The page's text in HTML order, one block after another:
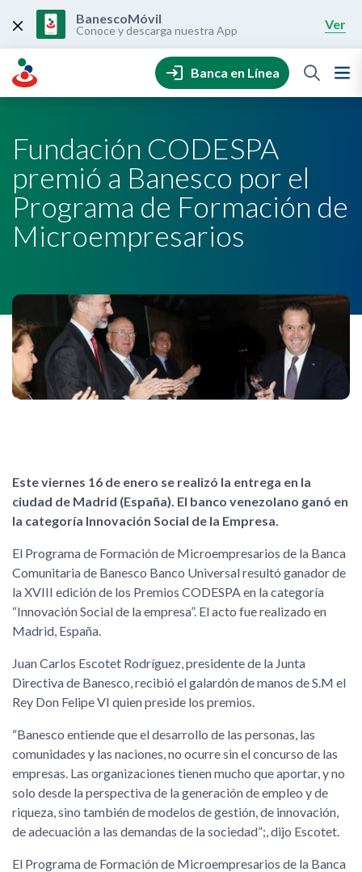
content
BanescoMóvil
Conoce y descarga nuestra App Ver
Banca en Línea
Fundación CODESPA
premió a Banesco por el
Programa de Formación de
Microempresarios
Este viernes 16 de enero se realizó la entrega en la
ciudad de Madrid (España). El banco venezolano ganó en
la categoría Innovación Social de la Empresa.
El Programa de Formación de Microempresarios de la Banca
Comunitaria de Banesco Banco Universal resultó ganador de
la XVIII edición de los Premios CODESPA en la categoría
“Innovación Social de la empresa”. El acto fue realizado en
Madrid, España.
Juan Carlos Escotet Rodríguez, presidente de la Junta
Directiva de Banesco, recibió el galardón de manos de S.M el
Rey Don Felipe VI quien preside los premios.
“Banesco entiende que el desarrollo de las personas, las
comunidades y las naciones, no ocurre sin el concurso de las
empresas. Las organizaciones tienen mucho que aportar, y no
solo desde la perspectiva de la generación de empleo y de
riqueza, sino también de modelos de gestión, de innovación,
de adecuación a las demandas de la sociedad”;, dijo Escotet.
El Programa de Formación de Microempresarios de la Banca